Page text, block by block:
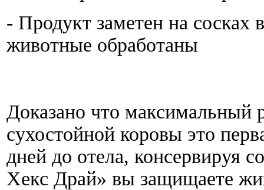
- Продукт заметен на сосках
животные обработаны
Доказано что максимальный
сухостойной коровы это
дней до отела, консервируя
Хекс Драй» вы защищаете